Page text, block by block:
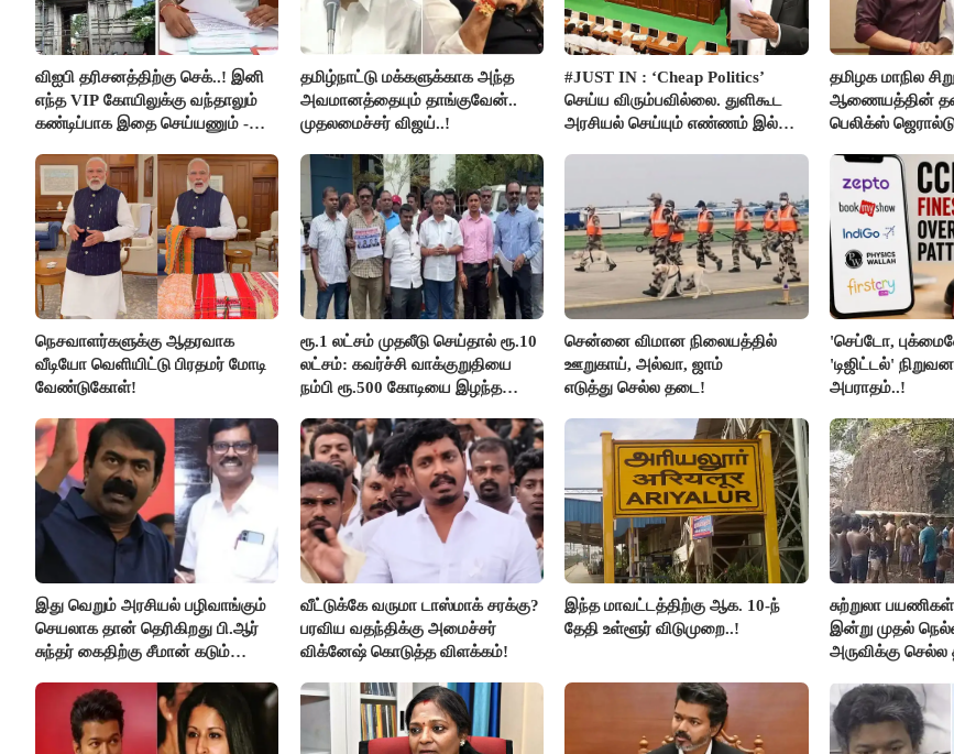
விஐபி தரிசனத்திற்கு செக்..! இனி
எந்த VIP கோயிலுக்கு வந்தாலும்
கண்டிப்பாக இதை செய்யணும் -
தமிழ்நாட்டு மக்களுக்காக அந்த
அவமானத்தையும் தாங்குவேன்..
முதலமைச்சர் விஜய்..!
#JUST IN : ‘Cheap Politics’
செய்ய விரும்பவில்லை. துளிகூட
அரசியல் செய்யும் எண்ணம் இல்லை
தமிழக மாநில
ஆணையத்தின்
பெலிக்ஸ்
நெசவாளர்களுக்கு ஆதரவாக
வீடியோ வெளியிட்டு பிரதமர் மோடி
வேண்டுகோள்!
ரூ.1 லட்சம் முதலீடு செய்தால் ரூ.10
லட்சம்: கவர்ச்சி வாக்குறுதியை
நம்பி ரூ.500 கோடியை இழந்த
சென்னை விமான நிலையத்தில்
ஊறுகாய், அல்வா, ஜாம்
எடுத்து செல்ல தடை!
'செப்டோ,
'டிஜிட்டல்'
அபராதம்..!
இது வெறும் அரசியல் பழிவாங்கும்
செயலாக தான் தெரிகிறது பி.ஆர்
சுந்தர் கைதிற்கு சீமான் கடும்
வீட்டுக்கே வருமா டாஸ்மாக் சரக்கு?
பரவிய வதந்திக்கு அமைச்சர்
விக்னேஷ் கொடுத்த விளக்கம்!
இந்த மாவட்டத்திற்கு ஆக. 10-ந்
தேதி உள்ளூர் விடுமுறை..!
சுற்றுலா
இன்று முதல்
அருவிக்கு